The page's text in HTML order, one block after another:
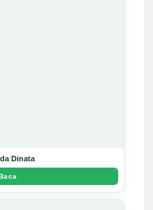
Dinata